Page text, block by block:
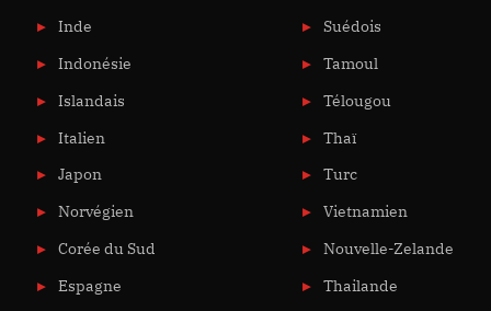
Inde
Indonésie
Islandais
Italien
Japon
Norvégien
Corée du Sud
Espagne
Suédois
Tamoul
Télougou
Thaï
Turc
Vietnamien
Nouvelle-Zelande
Thailande